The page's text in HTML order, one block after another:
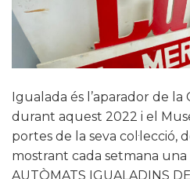
Igualada és l’aparador de
durant aquest 2022 i el
portes de la seva col·lecció,
mostrant cada setmana una
AUTÒMATS IGUALADINS DE